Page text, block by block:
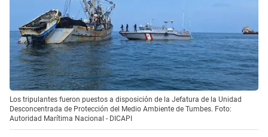
Los tripulantes fueron puestos a disposición de la Jefatura de la Unidad
Desconcentrada de Protección del Medio Ambiente de Tumbes. Foto:
Autoridad Marítima Nacional - DICAPI